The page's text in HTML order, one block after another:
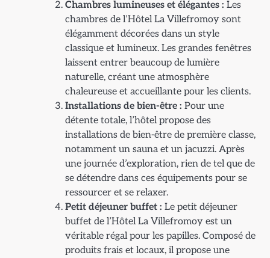
Chambres lumineuses et élégantes : Les
chambres de l’Hôtel La Villefromoy sont
élégamment décorées dans un style
classique et lumineux. Les grandes fenêtres
laissent entrer beaucoup de lumière
naturelle, créant une atmosphère
chaleureuse et accueillante pour les clients.
Installations de bien-être : Pour une
détente totale, l’hôtel propose des
installations de bien-être de première classe,
notamment un sauna et un jacuzzi. Après
une journée d’exploration, rien de tel que de
se détendre dans ces équipements pour se
ressourcer et se relaxer.
Petit déjeuner buffet : Le petit déjeuner
buffet de l’Hôtel La Villefromoy est un
véritable régal pour les papilles. Composé de
produits frais et locaux, il propose une